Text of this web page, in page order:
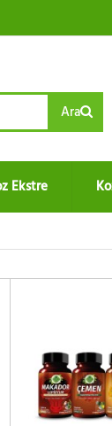
Ara
Ekstre